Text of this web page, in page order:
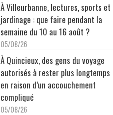
À Villeurbanne, lectures, sports et
jardinage : que faire pendant la
semaine du 10 au 16 août ?
05/08/26
À Quincieux, des gens du voyage
autorisés à rester plus longtemps
en raison d’un accouchement
compliqué
05/08/26